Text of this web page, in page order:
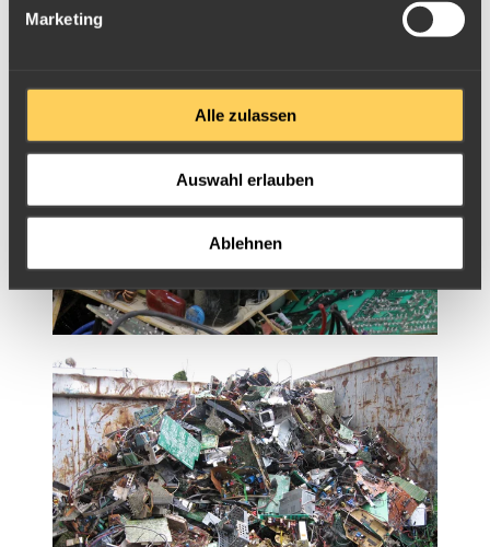
Marketing
Alle zulassen
Auswahl erlauben
Ablehnen
/ nach Materialsichtung